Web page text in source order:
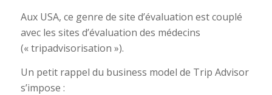
Aux USA, ce genre de site d’évaluation est couplé
avec les sites d’évaluation des médecins
(« tripadvisorisation »).
Un petit rappel du business model de Trip Advisor
s’impose :